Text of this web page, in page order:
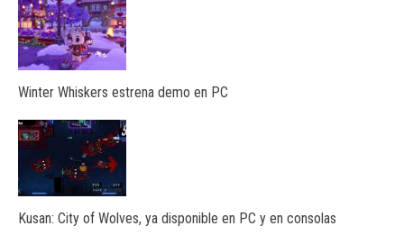
Winter Whiskers estrena demo en PC
Kusan: City of Wolves, ya disponible en PC y en consolas